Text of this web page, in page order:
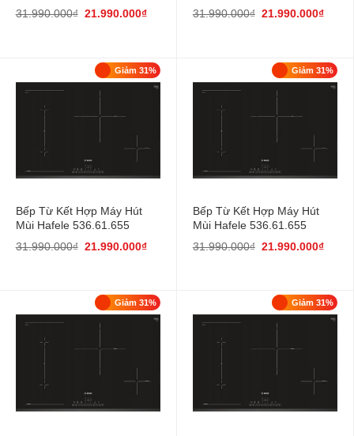
31.990.000₫ 21.990.000₫ 31.990.000₫ 21.990.000₫
Giảm 31%
Bếp Từ Kết Hợp Máy Hút
Mùi Hafele 536.61.655
31.990.000₫ 21.990.000₫
Giảm 31%
Bếp Từ Kết Hợp Máy Hút
Mùi Hafele 536.61.655
31.990.000₫ 21.990.000₫
Giảm 31% Giảm 31%